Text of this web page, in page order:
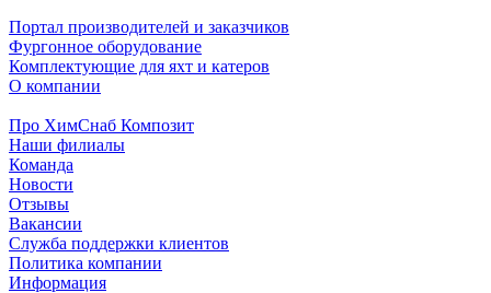
Портал производителей и заказчиков
Фургонное оборудование
Комплектующие для яхт и катеров
О компании
Про ХимСнаб Композит
Наши филиалы
Команда
Новости
Отзывы
Вакансии
Служба поддержки клиентов
Политика компании
Информация